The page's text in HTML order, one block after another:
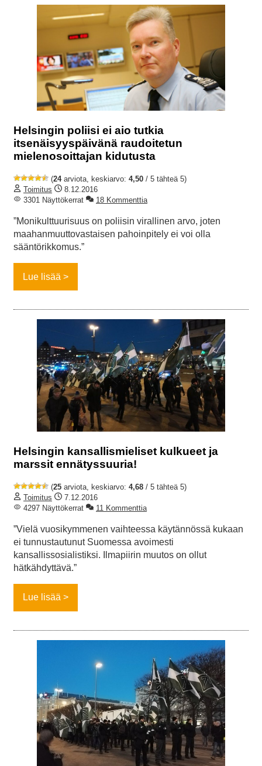
Helsingin poliisi ei aio tutkia
itsenäisyyspäivänä raudoitetun
mielenosoittajan kidutusta
(24arviota, keskiarvo: 4,50 / 5 tähteä 5)
Toimitus
8.12.2016
3301 Näyttökerrat
18 Kommenttia
”Monikulttuurisuus on poliisin virallinen arvo, joten
maahanmuuttovastaisen pahoinpitely ei voi olla
sääntörikkomus.”
Lue lisää
Helsingin kansallismieliset kulkueet ja
marssit ennätyssuuria!
(25 arviota, keskiarvo: 4,68 / 5 tähteä 5)
Toimitus
7.12.2016
4297 Näyttökerrat
11 Kommenttia
”Vielä vuosikymmenen vaihteessa käytännössä kukaan
ei tunnustautunut Suomessa avoimesti
kansallissosialistiksi. Ilmapiirin muutos on ollut
hätkähdyttävä.”
Lue lisää